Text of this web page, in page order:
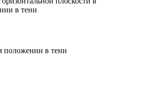
в тени
положении в тени